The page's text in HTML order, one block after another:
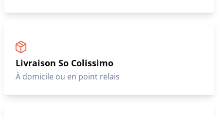
Livraison So Colissimo
À domicile ou en point relais